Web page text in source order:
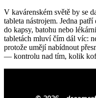
V kavárenském světě by se
tableta nástrojem. Jedna
do kapsy, batohu nebo
tabletách mluví čím dál víc:
protože umějí nabídnout
— kontrolu nad tím, kolik